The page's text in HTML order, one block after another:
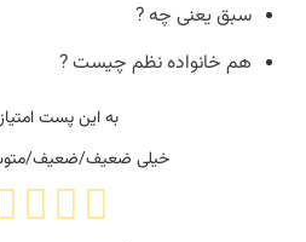
سبق یعنی چه ?
هم خانواده نظم چیست ?
به این پست
خیلی ضعیف/ضعیف/